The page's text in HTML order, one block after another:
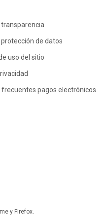
transparencia
protección de datos
uso del sitio
frecuentes pagos electrónicos
y Firefox.